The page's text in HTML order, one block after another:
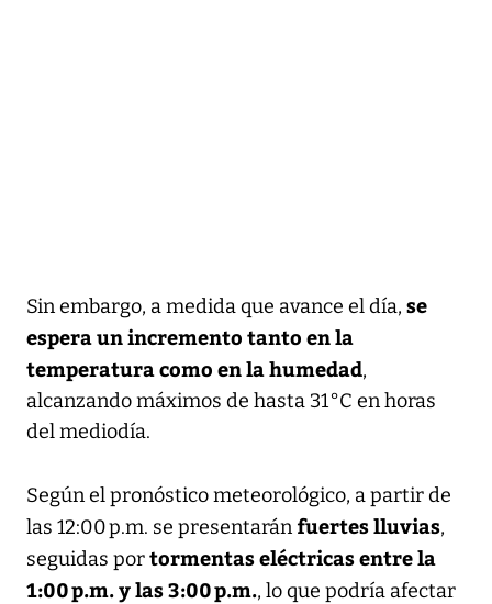
Sin embargo, a medida que avance el día, se
espera un incremento tanto en la
temperatura como en la humedad,
alcanzando máximos de hasta 31 °C en horas
del mediodía.
Según el pronóstico meteorológico, a partir de
las 12:00 p.m. se presentarán fuertes lluvias,
seguidas portormentas eléctricas entre la
1:00 p.m. y las 3:00 p.m., lo que podría afectar